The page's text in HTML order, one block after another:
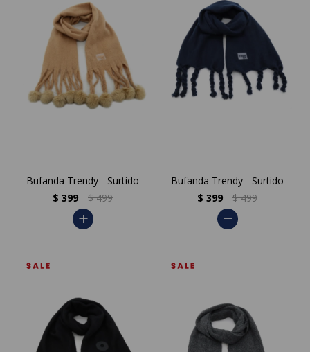
Bufanda Trendy - Surtido
$ 399 $ 499
add
Bufanda Trendy - Surtido
$ 399 $ 499
add